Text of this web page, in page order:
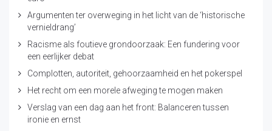
Argumenten ter overweging in het licht van de ‘historische
vernieldrang’
Racisme als foutieve grondoorzaak: Een fundering voor
een eerlijker debat
Complotten, autoriteit, gehoorzaamheid en het pokerspel
Het recht om een morele afweging te mogen maken
Verslag van een dag aan het front: Balanceren tussen
ironie en ernst